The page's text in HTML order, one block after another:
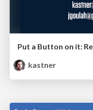
kastner